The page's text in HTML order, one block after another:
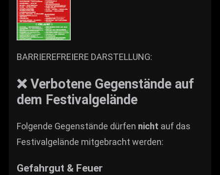
BARRIEREFREIERE DARSTELLUNG:
❌ Verbotene Gegenstände auf
dem Festivalgelände
Folgende Gegenstände dürfen nicht auf das
Festivalgelände mitgebracht werden:
Gefahrgut & Feuer